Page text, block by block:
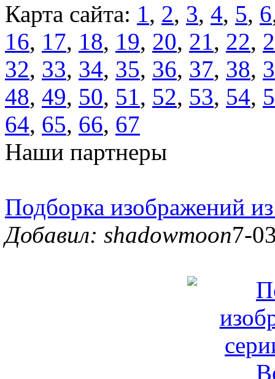
Карта сайта: 1, 2, 3, 4, 5, 6
16, 17, 18, 19, 20, 21, 22,
32, 33, 34, 35, 36, 37, 38,
48, 49, 50, 51, 52, 53, 54,
64, 65, 66, 67
Наши партнеры
Подборка изображений
Добавил: shadowmoon7-